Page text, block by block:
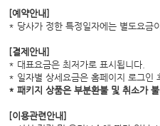
[예약안내]
* 당사가 정한 특정일자에는 별도요금
[결제안내]
* 대표요금은 최저가로 표시됩니다.
* 일자별 상세요금은 홈페이지 로그인
* 패키지 상품은 부분환불 및 취소가 불
[이용관련안내]